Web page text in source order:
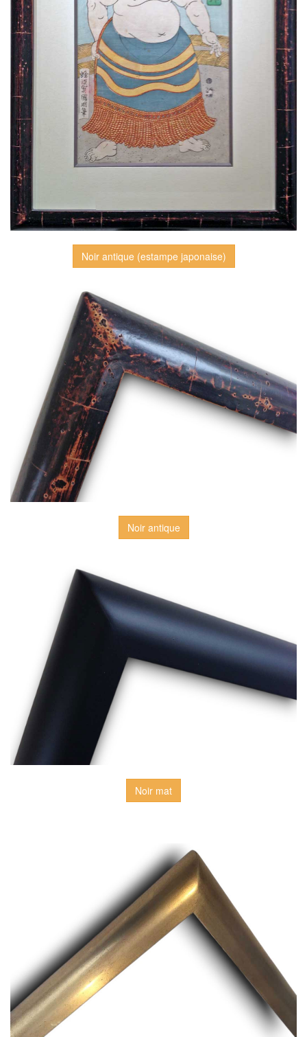
Noir antique (estampe japonaise)
Noir antique
Noir mat